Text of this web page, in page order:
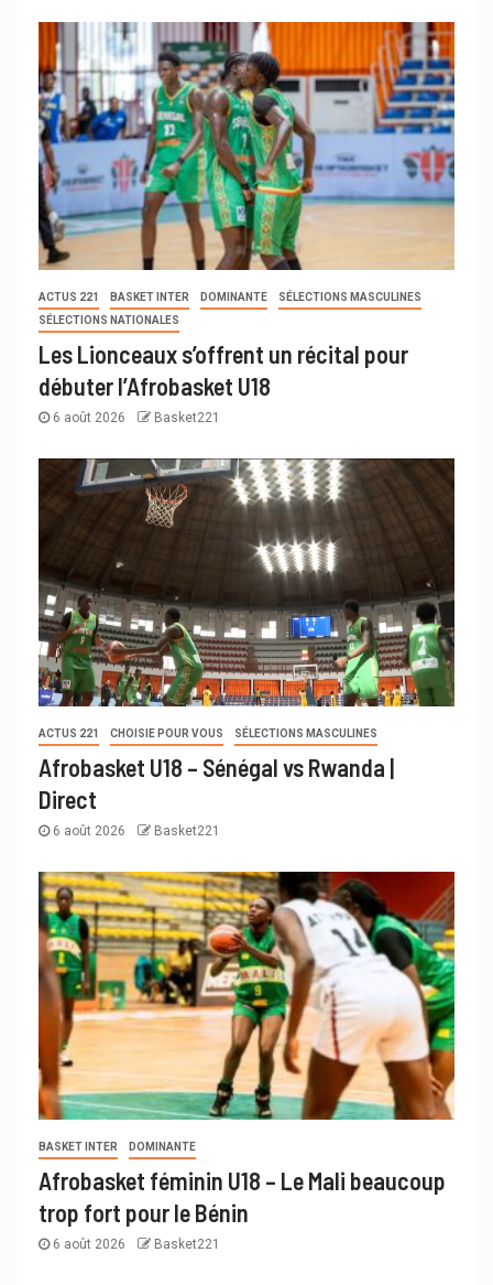
ACTUS 221 BASKET INTER DOMINANTE
SÉLECTIONS MASCULINES
SÉLECTIONS NATIONALES
Les Lionceaux s’offrent un récital pour
débuter l’Afrobasket U18
6 août 2026 Basket221
ACTUS 221 CHOISIE POUR VOUS SÉLECTIONS MASCULINES
Afrobasket U18 – Sénégal vs Rwanda |
Direct
6 août 2026 Basket221
BASKET INTER DOMINANTE
Afrobasket féminin U18 – Le Mali beaucoup
trop fort pour le Bénin
6 août 2026 Basket221